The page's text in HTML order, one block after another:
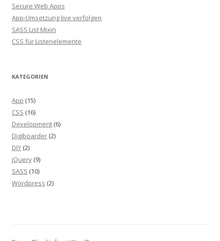
Secure Web Apps
App-Umsetzung live verfolgen
SASS List Mixin
CSS für Listenelemente
KATEGORIEN
App (15)
CSS (16)
Development (6)
Digiboarder (2)
DIY (2)
jQuery (9)
SASS (10)
Wordpress (2)